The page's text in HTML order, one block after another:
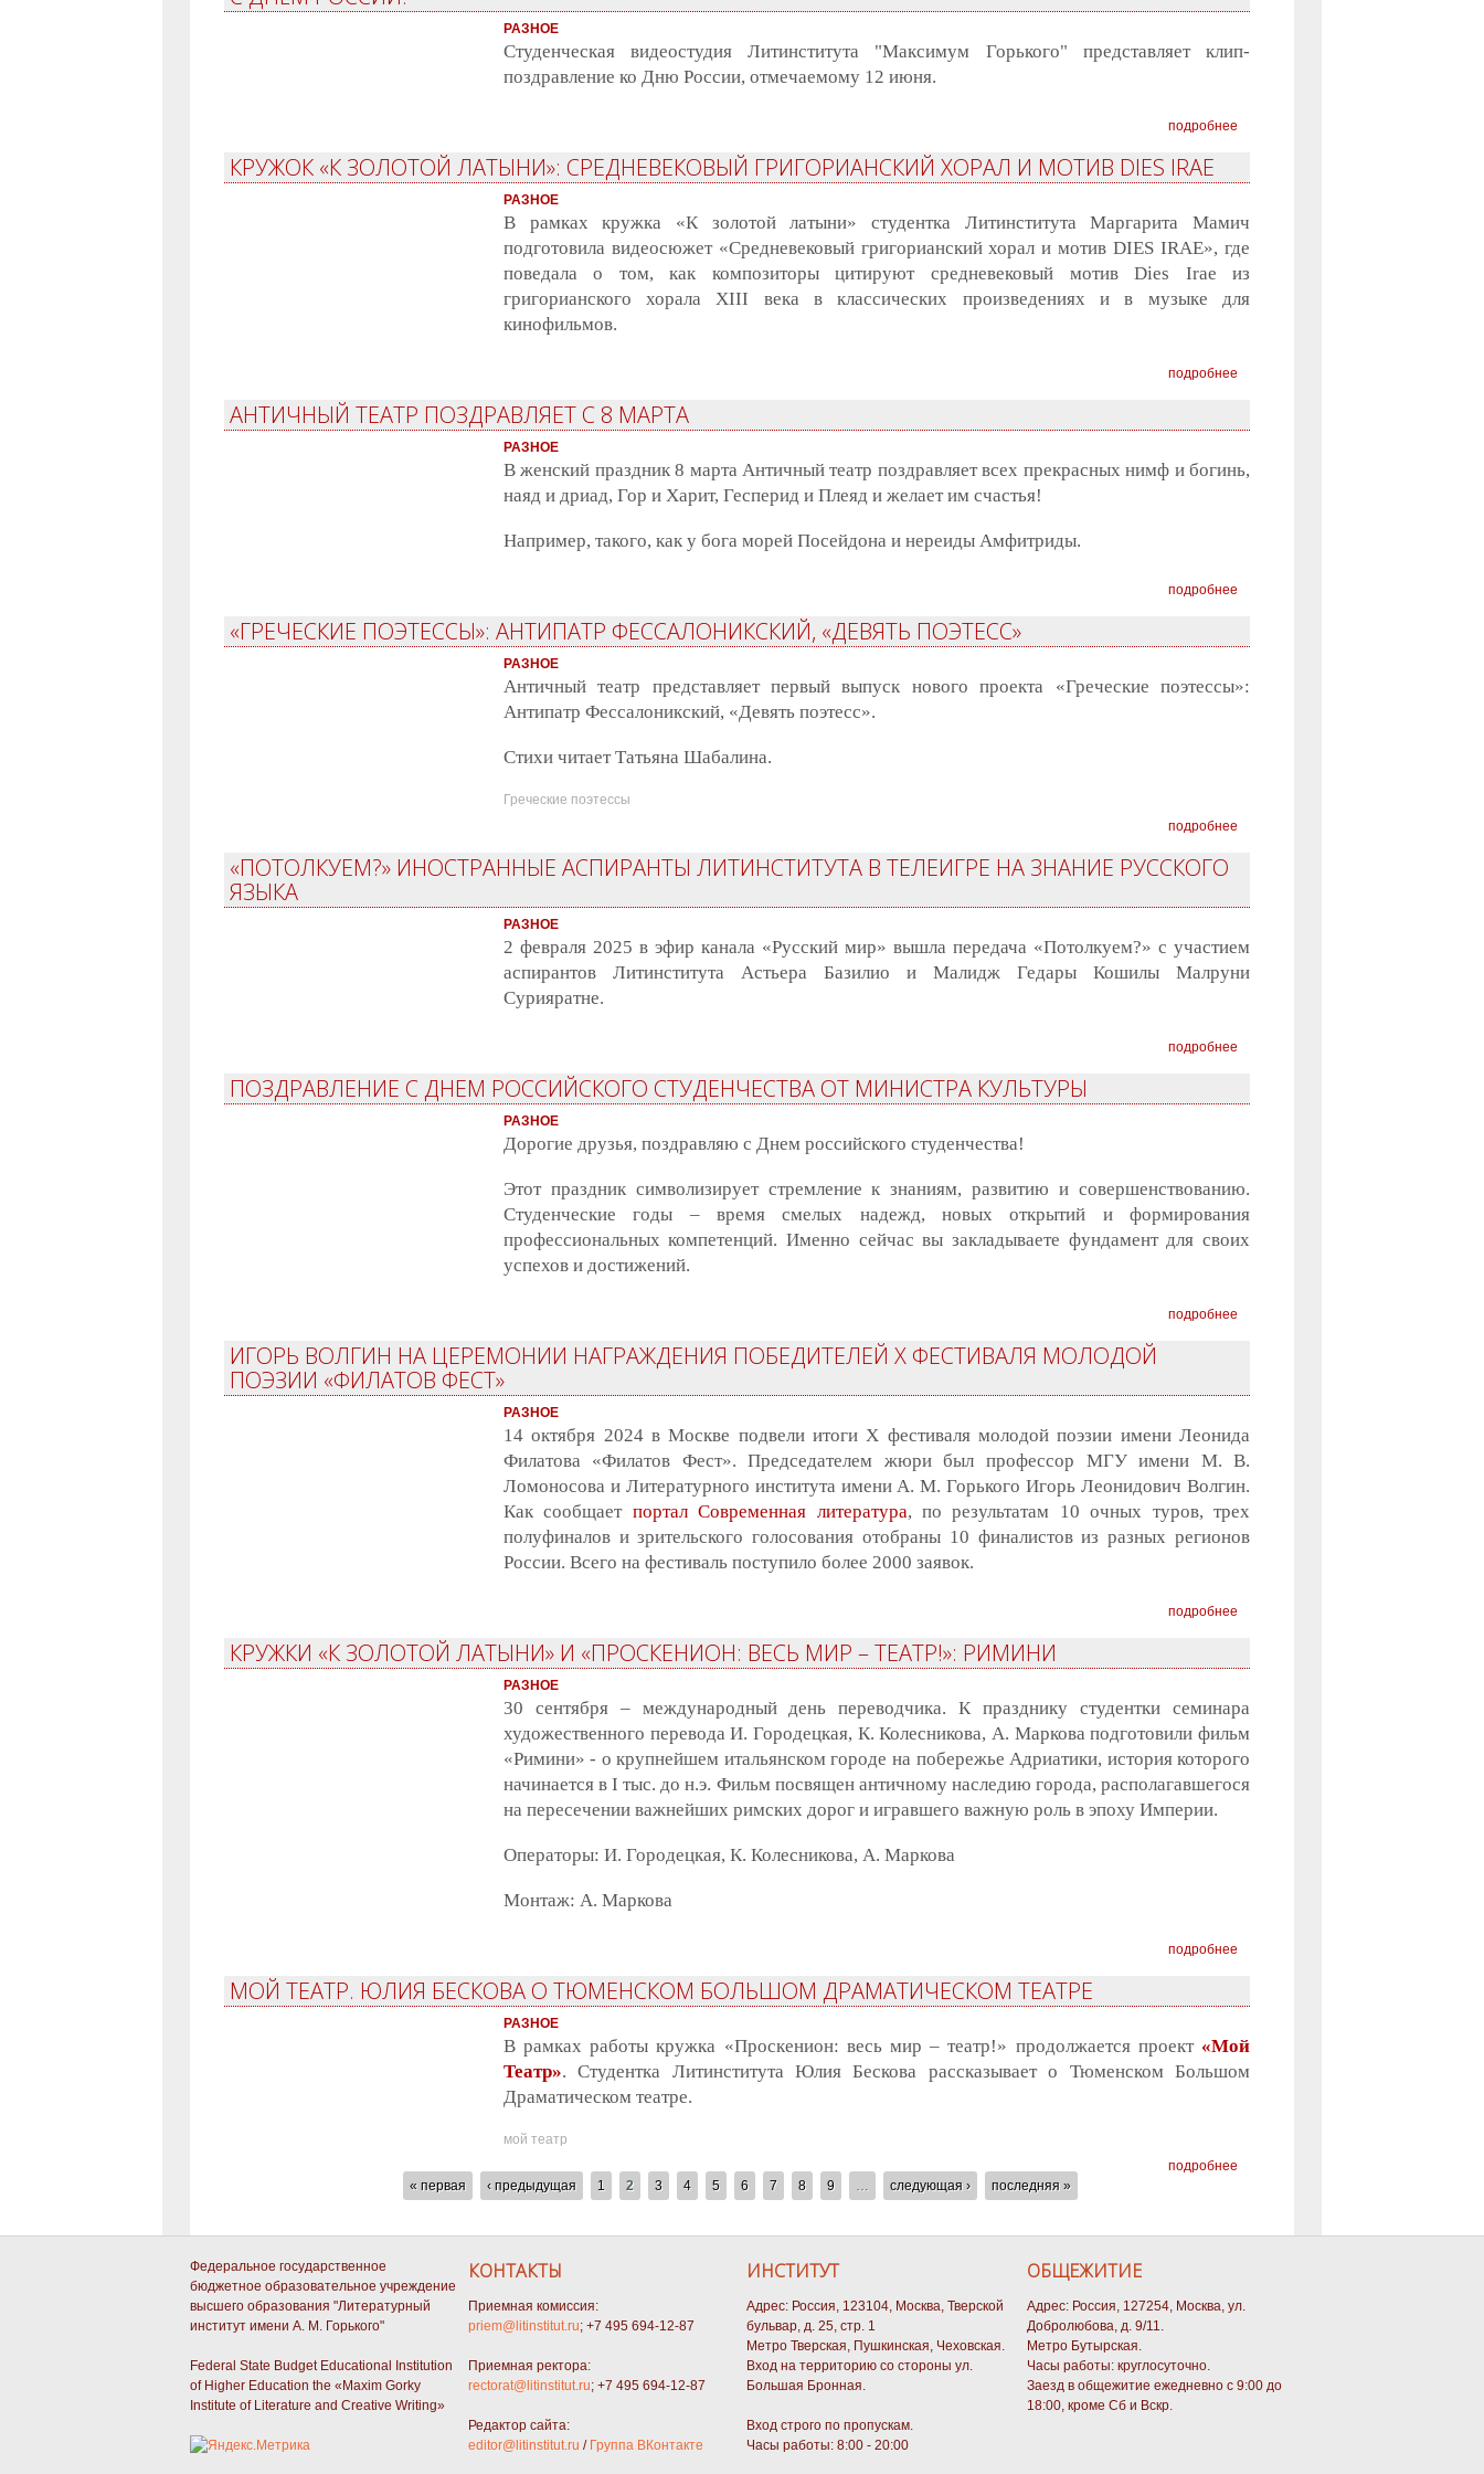
РАЗНОЕ
Студенческая видеостудия Литинститута "Максимум Горького" представляет клип-
поздравление ко Дню России, отмечаемому 12 июня.
подробнее
КРУЖОК «К ЗОЛОТОЙ ЛАТЫНИ»: СРЕДНЕВЕКОВЫЙ ГРИГОРИАНСКИЙ ХОРАЛ И МОТИВ DIES IRAE
РАЗНОЕ
В рамках кружка «К золотой латыни» студентка Литинститута Маргарита Мамич
подготовила видеосюжет «Средневековый григорианский хорал и мотив DIES IRAE», где
поведала о том, как композиторы цитируют средневековый мотив Dies Irae из
григорианского хорала XIII века в классических произведениях и в музыке для
кинофильмов.
подробнее
АНТИЧНЫЙ ТЕАТР ПОЗДРАВЛЯЕТ С 8 МАРТА
РАЗНОЕ
В женский праздник 8 марта Античный театр поздравляет всех прекрасных нимф и богинь,
наяд и дриад, Гор и Харит, Гесперид и Плеяд и желает им счастья!
Например, такого, как у бога морей Посейдона и нереиды Амфитриды.
подробнее
«ГРЕЧЕСКИЕ ПОЭТЕССЫ»: АНТИПАТР ФЕССАЛОНИКСКИЙ, «ДЕВЯТЬ ПОЭТЕСС»
РАЗНОЕ
Античный театр представляет первый выпуск нового проекта «Греческие поэтессы»:
Антипатр Фессалоникский, «Девять поэтесс».
Стихи читает Татьяна Шабалина.
Греческие поэтессы
подробнее
«ПОТОЛКУЕМ?» ИНОСТРАННЫЕ АСПИРАНТЫ ЛИТИНСТИТУТА В ТЕЛЕИГРЕ НА ЗНАНИЕ РУССКОГО
ЯЗЫКА
РАЗНОЕ
2 февраля 2025 в эфир канала «Русский мир» вышла передача «Потолкуем?» с участием
аспирантов Литинститута Астьера Базилио и Малидж Гедары Кошилы Малруни
Сурияратне.
подробнее
ПОЗДРАВЛЕНИЕ С ДНЕМ РОССИЙСКОГО СТУДЕНЧЕСТВА ОТ МИНИСТРА КУЛЬТУРЫ
РАЗНОЕ
Дорогие друзья, поздравляю с Днем российского студенчества!
Этот праздник символизирует стремление к знаниям, развитию и совершенствованию.
Студенческие годы – время смелых надежд, новых открытий и формирования
профессиональных компетенций. Именно сейчас вы закладываете фундамент для своих
успехов и достижений.
подробнее
ИГОРЬ ВОЛГИН НА ЦЕРЕМОНИИ НАГРАЖДЕНИЯ ПОБЕДИТЕЛЕЙ X ФЕСТИВАЛЯ МОЛОДОЙ
ПОЭЗИИ «ФИЛАТОВ ФЕСТ»
РАЗНОЕ
14 октября 2024 в Москве подвели итоги X фестиваля молодой поэзии имени Леонида
Филатова «Филатов Фест». Председателем жюри был профессор МГУ имени М. В.
Ломоносова и Литературного института имени А. М. Горького Игорь Леонидович Волгин.
Как сообщает портал Современная литература, по результатам 10 очных туров, трех
полуфиналов и зрительского голосования отобраны 10 финалистов из разных регионов
России. Всего на фестиваль поступило более 2000 заявок.
подробнее
КРУЖКИ «К ЗОЛОТОЙ ЛАТЫНИ» И «ПРОСКЕНИОН: ВЕСЬ МИР – ТЕАТР!»: РИМИНИ
РАЗНОЕ
30 сентября – международный день переводчика. К празднику студентки семинара
художественного перевода И. Городецкая, К. Колесникова, А. Маркова подготовили фильм
«Римини» - о крупнейшем итальянском городе на побережье Адриатики, история которого
начинается в I тыс. до н.э. Фильм посвящен античному наследию города, располагавшегося
на пересечении важнейших римских дорог и игравшего важную роль в эпоху Империи.
Операторы: И. Городецкая, К. Колесникова, А. Маркова
Монтаж: А. Маркова
подробнее
МОЙ ТЕАТР. ЮЛИЯ БЕСКОВА О ТЮМЕНСКОМ БОЛЬШОМ ДРАМАТИЧЕСКОМ ТЕАТРЕ
РАЗНОЕ
В рамках работы кружка «Проскенион: весь мир – театр!» продолжается проект «Мой
Театр». Студентка Литинститута Юлия Бескова рассказывает о Тюменском Большом
Драматическом театре.
мой театр
подробнее
« первая ‹ предыдущая 1 2 3 4 5 6 7 8 9 следующая › последняя »
Федеральное государственное
бюджетное образовательное учреждение
высшего образования "Литературный
институт имени А. М. Горького"
Federal State Budget Educational Institution
of Higher Education the «Maxim Gorky
Institute of Literature and Creative Writing»
КОНТАКТЫ
Приемная комиссия:
priem@litinstitut.ru; +7 495 694-12-87
Приемная ректора:
rectorat@litinstitut.ru; +7 495 694-12-87
Редактор сайта:
editor@litinstitut.ru / Группа ВКонтакте
ИНСТИТУТ
Адрес: Россия, 123104, Москва, Тверской
бульвар, д. 25, стр. 1
Метро Тверская, Пушкинская, Чеховская.
Вход на территорию со стороны ул.
Большая Бронная.
Вход строго по пропускам.
Часы работы: 8:00 - 20:00
ОБЩЕЖИТИЕ
Адрес: Россия, 127254, Москва, ул.
Добролюбова, д. 9/11.
Метро Бутырская.
Часы работы: круглосуточно.
Заезд в общежитие ежедневно с 9:00 до
18:00, кроме Сб и Вскр.